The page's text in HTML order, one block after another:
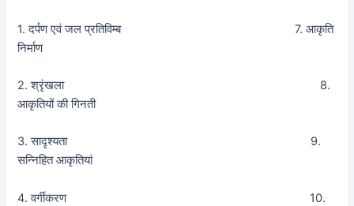
1. दर्पण एवं जल प्रतिविम्ब 7. आकृति
निर्माण
2. श्रृंखला 8.
आकृतियों की गिनती
3. सादृश्यता 9.
सन्निहित आकृतियां
4. वर्गीकरण 10.